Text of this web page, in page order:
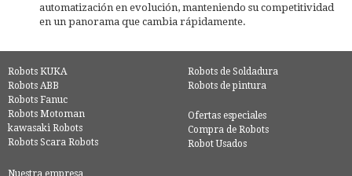
automatización en evolución, manteniendo su competitividad
en un panorama que cambia rápidamente.
Robots KUKA
Robots ABB
Robots Fanuc
Robots Motoman
kawasaki Robots
Robots Scara Robots
Robots de Soldadura
Robots de pintura
Ofertas especiales
Compra de Robots
Robot Usados
Nuestra empresa